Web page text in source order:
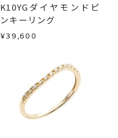
K10YGダイヤモンドピ
ンキーリング
¥39,600